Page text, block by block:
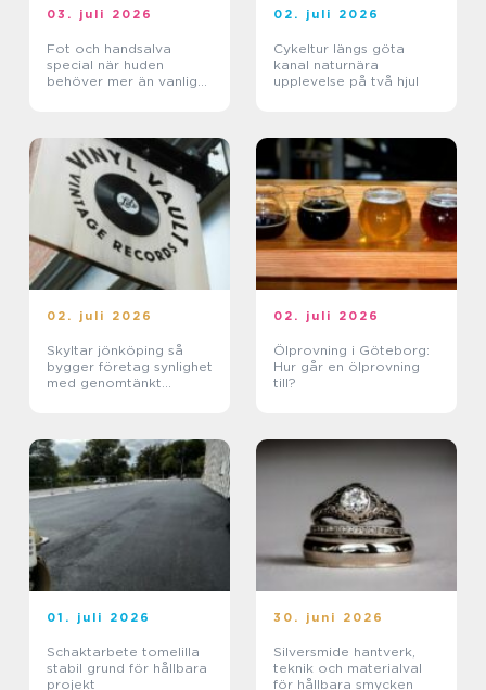
03. juli 2026
Fot och handsalva
special när huden
behöver mer än vanlig
02. juli 2026
Cykeltur längs göta
kanal naturnära
upplevelse på två hjul
02. juli 2026
Skyltar jönköping så
bygger företag synlighet
med genomtänkt
02. juli 2026
Ölprovning i Göteborg:
Hur går en ölprovning
till?
01. juli 2026
Schaktarbete tomelilla
stabil grund för hållbara
projekt
30. juni 2026
Silversmide hantverk,
teknik och materialval
för hållbara smycken